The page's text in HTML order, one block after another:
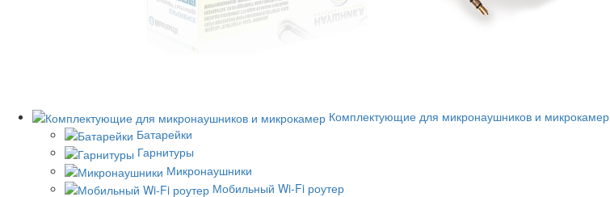
Комплектующие для микронаушников и микрокамер
Батарейки
Гарнитуры
Микронаушники
Мобильный Wi-Fi роутер